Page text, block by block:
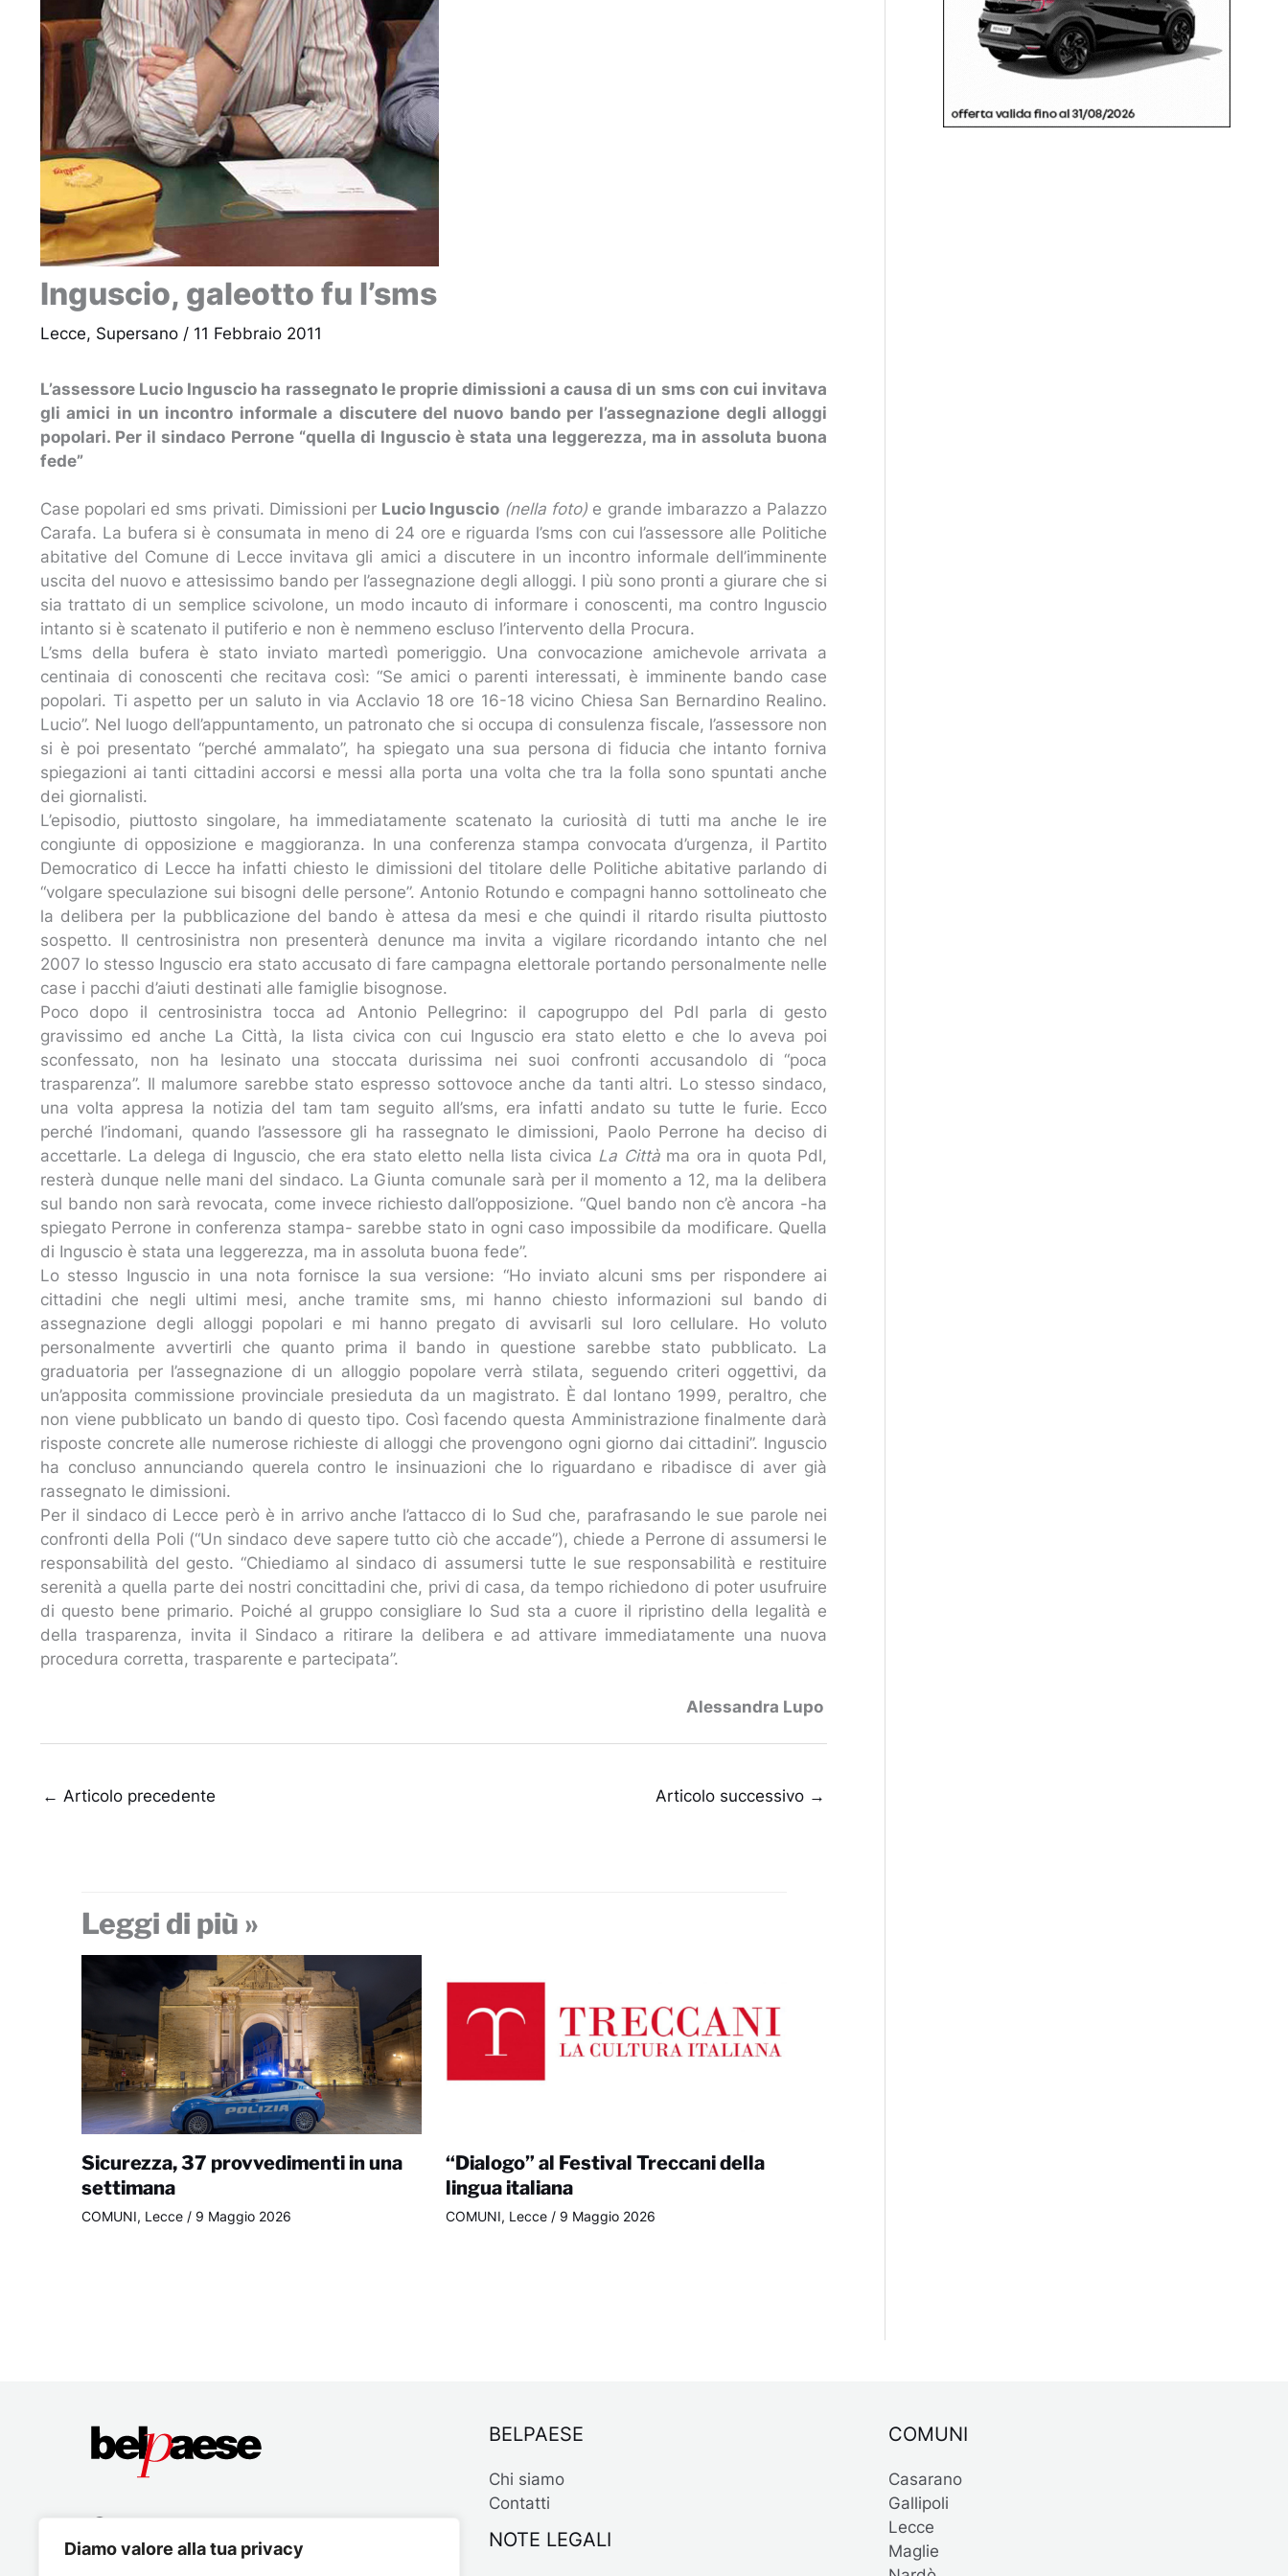
Diamo valore alla tua privacy
Inguscio, galeotto fu l’sms
Lecce, Supersano / 11 Febbraio 2011
L’assessore Lucio Inguscio ha rassegnato le proprie dimissioni a causa di un sms con cui invitava
gli amici in un incontro informale a discutere del nuovo bando per l’assegnazione degli alloggi
popolari. Per il sindaco Perrone “quella di Inguscio è stata una leggerezza, ma in assoluta buona
fede”
Case popolari ed sms privati. Dimissioni per Lucio Inguscio (nella foto) e grande imbarazzo a Palazzo
Carafa. La bufera si è consumata in meno di 24 ore e riguarda l’sms con cui l’assessore alle Politiche
abitative del Comune di Lecce invitava gli amici a discutere in un incontro informale dell’imminente
uscita del nuovo e attesissimo bando per l’assegnazione degli alloggi. I più sono pronti a giurare che si
sia trattato di un semplice scivolone, un modo incauto di informare i conoscenti, ma contro Inguscio
intanto si è scatenato il putiferio e non è nemmeno escluso l’intervento della Procura.
L’sms della bufera è stato inviato martedì pomeriggio. Una convocazione amichevole arrivata a
centinaia di conoscenti che recitava così: “Se amici o parenti interessati, è imminente bando case
popolari. Ti aspetto per un saluto in via Acclavio 18 ore 16-18 vicino Chiesa San Bernardino Realino.
Lucio”. Nel luogo dell’appuntamento, un patronato che si occupa di consulenza fiscale, l’assessore non
si è poi presentato “perché ammalato”, ha spiegato una sua persona di fiducia che intanto forniva
spiegazioni ai tanti cittadini accorsi e messi alla porta una volta che tra la folla sono spuntati anche
dei giornalisti.
L’episodio, piuttosto singolare, ha immediatamente scatenato la curiosità di tutti ma anche le ire
congiunte di opposizione e maggioranza. In una conferenza stampa convocata d’urgenza, il Partito
Democratico di Lecce ha infatti chiesto le dimissioni del titolare delle Politiche abitative parlando di
“volgare speculazione sui bisogni delle persone”. Antonio Rotundo e compagni hanno sottolineato che
la delibera per la pubblicazione del bando è attesa da mesi e che quindi il ritardo risulta piuttosto
sospetto. Il centrosinistra non presenterà denunce ma invita a vigilare ricordando intanto che nel
2007 lo stesso Inguscio era stato accusato di fare campagna elettorale portando personalmente nelle
case i pacchi d’aiuti destinati alle famiglie bisognose.
Poco dopo il centrosinistra tocca ad Antonio Pellegrino: il capogruppo del Pdl parla di gesto
gravissimo ed anche La Città, la lista civica con cui Inguscio era stato eletto e che lo aveva poi
sconfessato, non ha lesinato una stoccata durissima nei suoi confronti accusandolo di “poca
trasparenza”. Il malumore sarebbe stato espresso sottovoce anche da tanti altri. Lo stesso sindaco,
una volta appresa la notizia del tam tam seguito all’sms, era infatti andato su tutte le furie. Ecco
perché l’indomani, quando l’assessore gli ha rassegnato le dimissioni, Paolo Perrone ha deciso di
accettarle. La delega di Inguscio, che era stato eletto nella lista civica La Città ma ora in quota Pdl,
resterà dunque nelle mani del sindaco. La Giunta comunale sarà per il momento a 12, ma la delibera
sul bando non sarà revocata, come invece richiesto dall’opposizione. “Quel bando non c’è ancora -ha
spiegato Perrone in conferenza stampa- sarebbe stato in ogni caso impossibile da modificare. Quella
di Inguscio è stata una leggerezza, ma in assoluta buona fede”.
Lo stesso Inguscio in una nota fornisce la sua versione: “Ho inviato alcuni sms per rispondere ai
cittadini che negli ultimi mesi, anche tramite sms, mi hanno chiesto informazioni sul bando di
assegnazione degli alloggi popolari e mi hanno pregato di avvisarli sul loro cellulare. Ho voluto
personalmente avvertirli che quanto prima il bando in questione sarebbe stato pubblicato. La
graduatoria per l’assegnazione di un alloggio popolare verrà stilata, seguendo criteri oggettivi, da
un’apposita commissione provinciale presieduta da un magistrato. È dal lontano 1999, peraltro, che
non viene pubblicato un bando di questo tipo. Così facendo questa Amministrazione finalmente darà
risposte concrete alle numerose richieste di alloggi che provengono ogni giorno dai cittadini”. Inguscio
ha concluso annunciando querela contro le insinuazioni che lo riguardano e ribadisce di aver già
rassegnato le dimissioni.
Per il sindaco di Lecce però è in arrivo anche l’attacco di Io Sud che, parafrasando le sue parole nei
confronti della Poli (“Un sindaco deve sapere tutto ciò che accade”), chiede a Perrone di assumersi le
responsabilità del gesto. “Chiediamo al sindaco di assumersi tutte le sue responsabilità e restituire
serenità a quella parte dei nostri concittadini che, privi di casa, da tempo richiedono di poter usufruire
di questo bene primario. Poiché al gruppo consigliare Io Sud sta a cuore il ripristino della legalità e
della trasparenza, invita il Sindaco a ritirare la delibera e ad attivare immediatamente una nuova
procedura corretta, trasparente e partecipata”.
Alessandra Lupo
← Articolo precedente Articolo successivo →
Leggi di più »
Sicurezza, 37 provvedimenti in una
settimana
COMUNI, Lecce/ 9 Maggio 2026
“Dialogo” al Festival Treccani della
lingua italiana
COMUNI, Lecce / 9 Maggio 2026
BELPAESE
Chi siamo
Contatti
NOTE LEGALI
COMUNI
Casarano
Gallipoli
Lecce
Maglie